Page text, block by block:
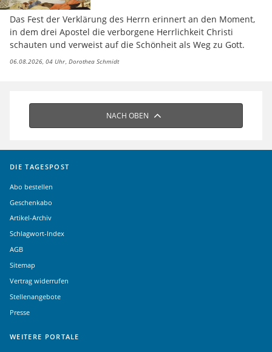
Das Fest der Verklärung des Herrn erinnert an den Moment,
in dem drei Apostel die verborgene Herrlichkeit Christi
schauten und verweist auf die Schönheit als Weg zu Gott.
06.08.2026, 04 Uhr Dorothea Schmidt
NACH OBEN
DIE TAGESPOST
Abo bestellen
Geschenkabo
Artikel-Archiv
Schlagwort-Index
AGB
Sitemap
Vertrag widerrufen
Stellenangebote
Presse
WEITERE PORTALE